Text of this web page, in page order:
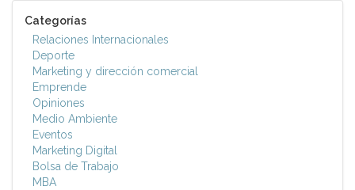
Categorías
Relaciones Internacionales
Deporte
Marketing y dirección comercial
Emprende
Opiniones
Medio Ambiente
Eventos
Marketing Digital
Bolsa de Trabajo
MBA